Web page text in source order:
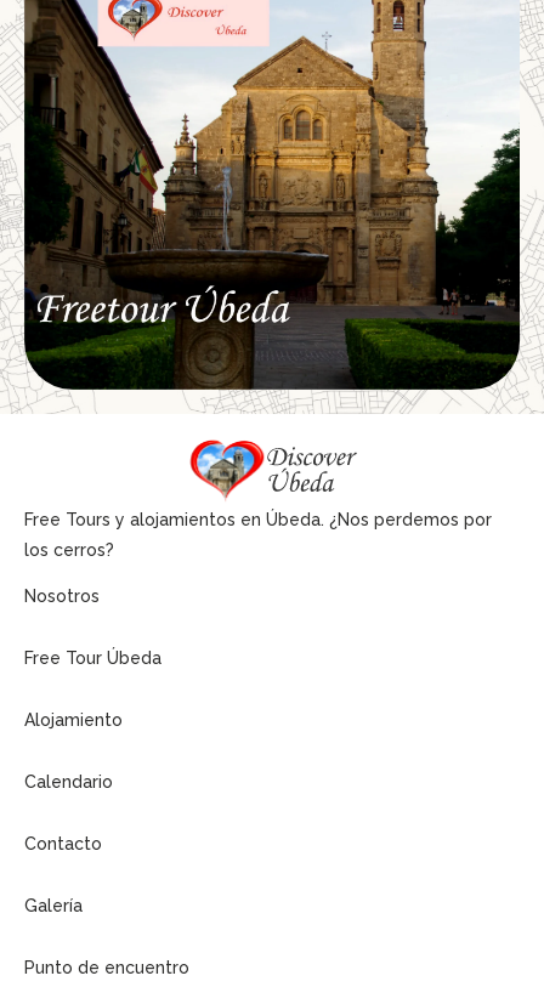
Free Tours y alojamientos en Úbeda. ¿Nos perdemos por
los cerros?
Nosotros
Free Tour Úbeda
Alojamiento
Calendario
Contacto
Galería
Punto de encuentro